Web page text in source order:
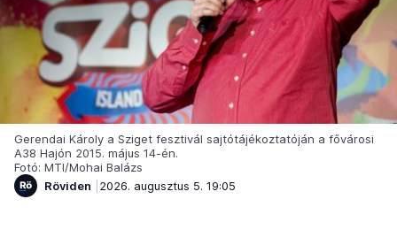
Gerendai Károly a Sziget fesztivál sajtótájékoztatóján a fővárosi
A38 Hajón 2015. május 14-én.
Fotó: MTI/Mohai Balázs
Röviden
2026. augusztus 5. 19:05